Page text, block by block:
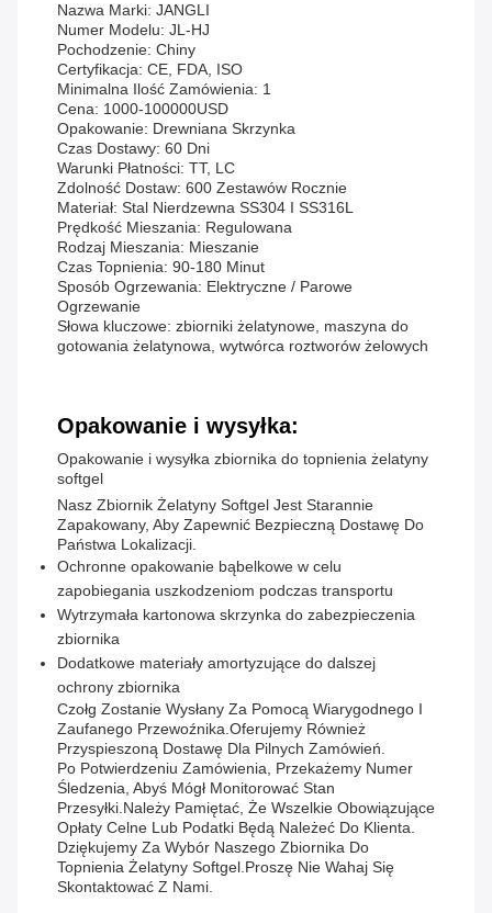
Nazwa Marki: JANGLI
Numer Modelu: JL-HJ
Pochodzenie: Chiny
Certyfikacja: CE, FDA, ISO
Minimalna Ilość Zamówienia: 1
Cena: 1000-100000USD
Opakowanie: Drewniana Skrzynka
Czas Dostawy: 60 Dni
Warunki Płatności: TT, LC
Zdolność Dostaw: 600 Zestawów Rocznie
Materiał: Stal Nierdzewna SS304 I SS316L
Prędkość Mieszania: Regulowana
Rodzaj Mieszania: Mieszanie
Czas Topnienia: 90-180 Minut
Sposób Ogrzewania: Elektryczne / Parowe
Ogrzewanie
Słowa kluczowe: zbiorniki żelatynowe, maszyna do
gotowania żelatynowa, wytwórca roztworów żelowych
Opakowanie i wysyłka:
Opakowanie i wysyłka zbiornika do topnienia żelatyny
softgel
Nasz Zbiornik Żelatyny Softgel Jest Starannie
Zapakowany, Aby Zapewnić Bezpieczną Dostawę Do
Państwa Lokalizacji.
Ochronne opakowanie bąbelkowe w celu
zapobiegania uszkodzeniom podczas transportu
Wytrzymała kartonowa skrzynka do zabezpieczenia
zbiornika
Dodatkowe materiały amortyzujące do dalszej
ochrony zbiornika
Czołg Zostanie Wysłany Za Pomocą Wiarygodnego I
Zaufanego Przewoźnika.Oferujemy Również
Przyspieszoną Dostawę Dla Pilnych Zamówień.
Po Potwierdzeniu Zamówienia, Przekażemy Numer
Śledzenia, Abyś Mógł Monitorować Stan
Przesyłki.Należy Pamiętać, Że Wszelkie Obowiązujące
Opłaty Celne Lub Podatki Będą Należeć Do Klienta.
Dziękujemy Za Wybór Naszego Zbiornika Do
Topnienia Żelatyny Softgel.Proszę Nie Wahaj Się
Skontaktować Z Nami.